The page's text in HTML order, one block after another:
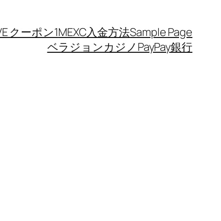
クーポン1MEXC入金方法Sample Page
ベラジョンカジノPayPay銀行